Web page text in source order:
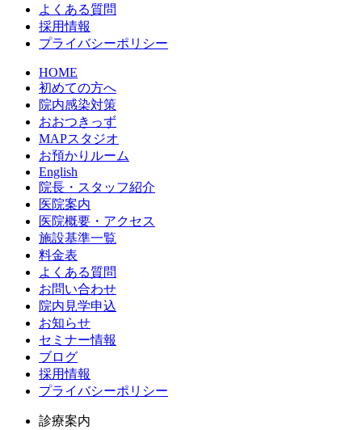
よくある質問
採用情報
プライバシーポリシー
HOME
初めての方へ
院内感染対策
おおつきっず
MAPスタジオ
お預かりルーム
English
院長・スタッフ紹介
医院案内
医院概要・アクセス
施設基準一覧
料金表
よくある質問
お問い合わせ
院内見学申込
お知らせ
セミナー情報
ブログ
採用情報
プライバシーポリシー
診療案内